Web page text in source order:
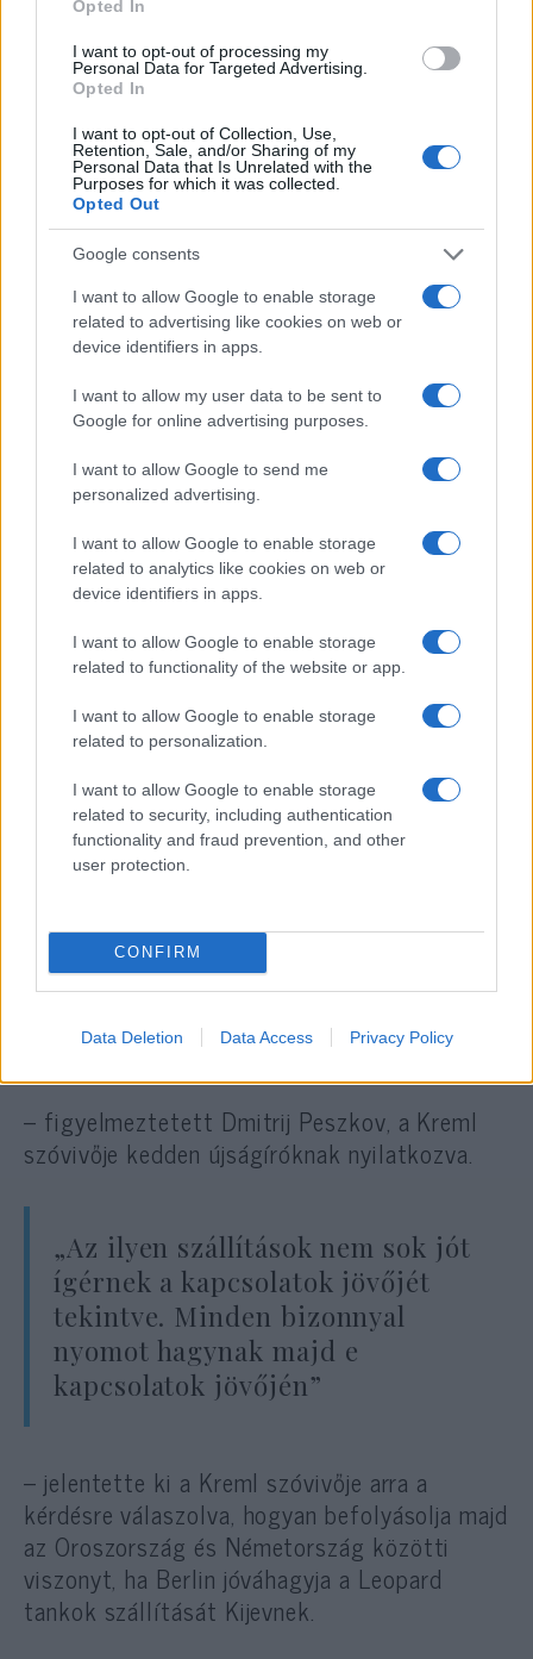
Opted In
I want to opt-out of processing my
Personal Data for Targeted Advertising.
Opted In
I want to opt-out of Collection, Use,
Retention, Sale, and/or Sharing of my
Personal Data that Is Unrelated with the
Purposes for which it was collected.
Opted Out
Google consents
I want to allow Google to enable storage
related to advertising like cookies on web or
device identifiers in apps.
I want to allow my user data to be sent to
Google for online advertising purposes.
I want to allow Google to send me
personalized advertising.
I want to allow Google to enable storage
related to analytics like cookies on web or
device identifiers in apps.
I want to allow Google to enable storage
related to functionality of the website or app.
I want to allow Google to enable storage
related to personalization.
I want to allow Google to enable storage
related to security, including authentication
functionality and fraud prevention, and other
user protection.
CONFIRM
Data Deletion Data Access Privacy Policy
szükséges lépés egyike, és következő
lépésként az ukrán haditengerészetet is meg
kell erősíteni.
Ukrajnának hadihajókra és
tengeralattjárókra is szüksége
van nyugati támogatóitól, hogy
megvédhesse igen hosszú fekete-
tengeri partvonalát és
megakadályozhassa az újabb
orosz tengeri támadásokat
– mondta a diplomata, és hozzátette:
a háborúnak még messze nincs
vége, Oroszország „nagyon erős
ellenfél”, és hadiipara „teljes
gőzzel termeli a fegyvereket”.
Amint korábbanmegírtuk, az oroszok szerint
nem jó ötlet a német tankok megjelenése
Ukrajnában.
A Leopard harckocsik Ukrajnába
szállítása nem tesz majd jót az
orosz-német kapcsolatoknak
– figyelmeztetett Dmitrij Peszkov, a Kreml
szóvivője kedden újságíróknak nyilatkozva.
„Az ilyen szállítások nem sok jót
ígérnek a kapcsolatok jövőjét
tekintve. Minden bizonnyal
nyomot hagynak majd e
kapcsolatok jövőjén”
– jelentette ki a Kreml szóvivője arra a
kérdésre válaszolva, hogyan befolyásolja majd
az Oroszország és Németország közötti
viszonyt, ha Berlin jóváhagyja a Leopard
tankok szállítását Kijevnek.